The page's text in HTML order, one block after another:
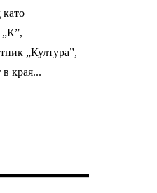
като
„К”,
„Култура”,
края...